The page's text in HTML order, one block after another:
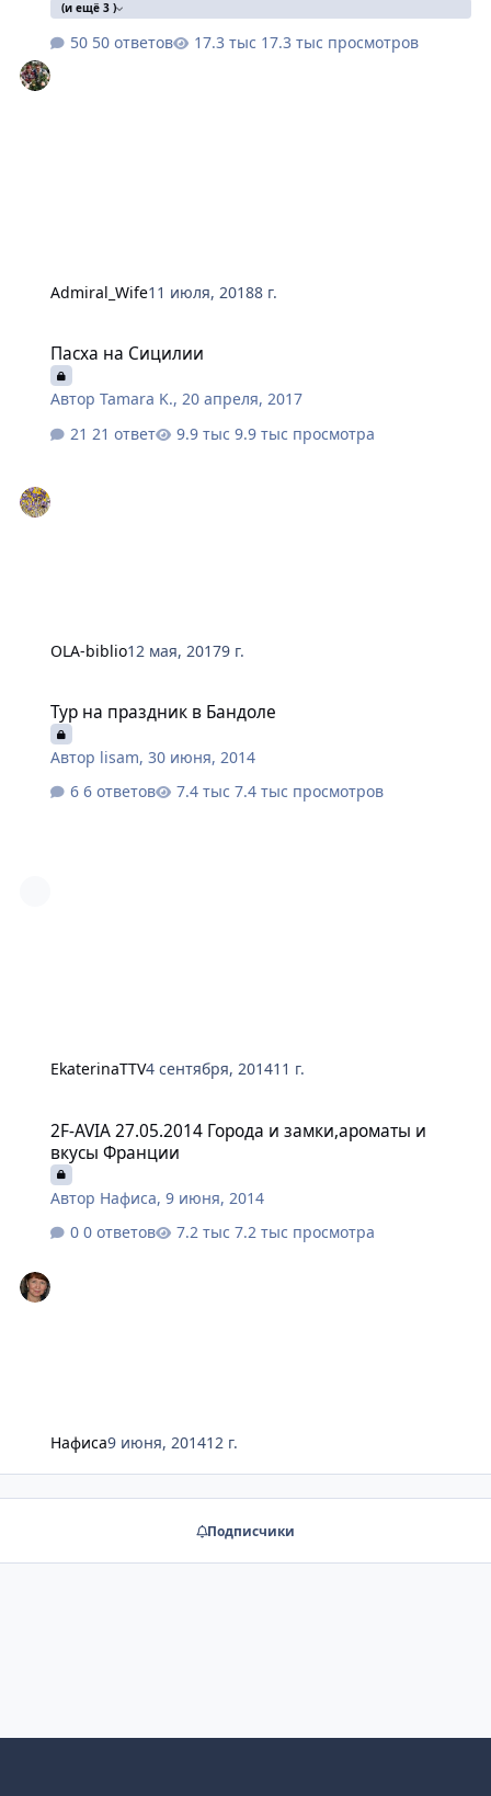
(и ещё 3 )
50 ответов 17.3 тыс просмотров
Admiral_Wife11 июля, 20188 г.
Пасха на Сицилии
АвторTamara K.,20 апреля, 2017
21 ответ
9.9 тыс просмотра
OLA-biblio12 мая, 20179 г.
Тур на праздник в Бандоле
Автор lisam,30 июня, 2014
6 ответов
7.4 тыс просмотров
EkaterinaTTV4 сентября, 201411 г.
2F-AVIA 27.05.2014 Города и замки,ароматы и
вкусы Франции
Автор Нафиса,9 июня, 2014
0 ответов
7.2 тыс просмотра
Нафиса9 июня, 201412 г.
Подписчики